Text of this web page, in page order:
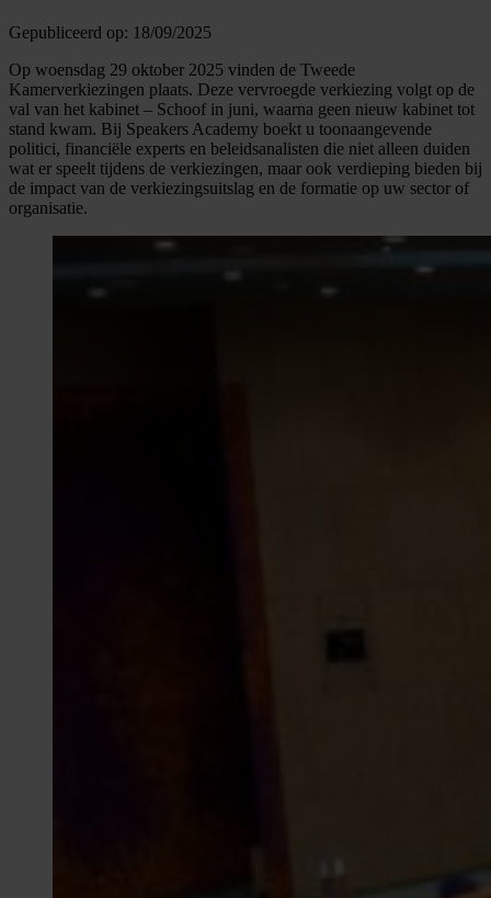
Gepubliceerd op: 18/09/2025
Op woensdag 29 oktober 2025 vinden de Tweede
Kamerverkiezingen plaats. Deze vervroegde verkiezing volgt op de
val van het kabinet – Schoof in juni, waarna geen nieuw kabinet tot
stand kwam. Bij Speakers Academy boekt u toonaangevende
politici, financiële experts en beleidsanalisten die niet alleen duiden
wat er speelt tijdens de verkiezingen, maar ook verdieping bieden bij
de impact van de verkiezingsuitslag en de formatie op uw sector of
organisatie.